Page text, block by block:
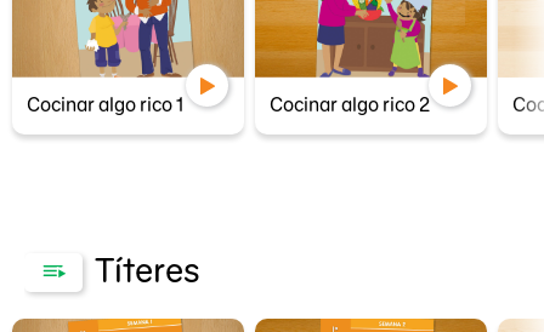
Cocinar algo rico 1 Cocinar algo rico 2
Títeres